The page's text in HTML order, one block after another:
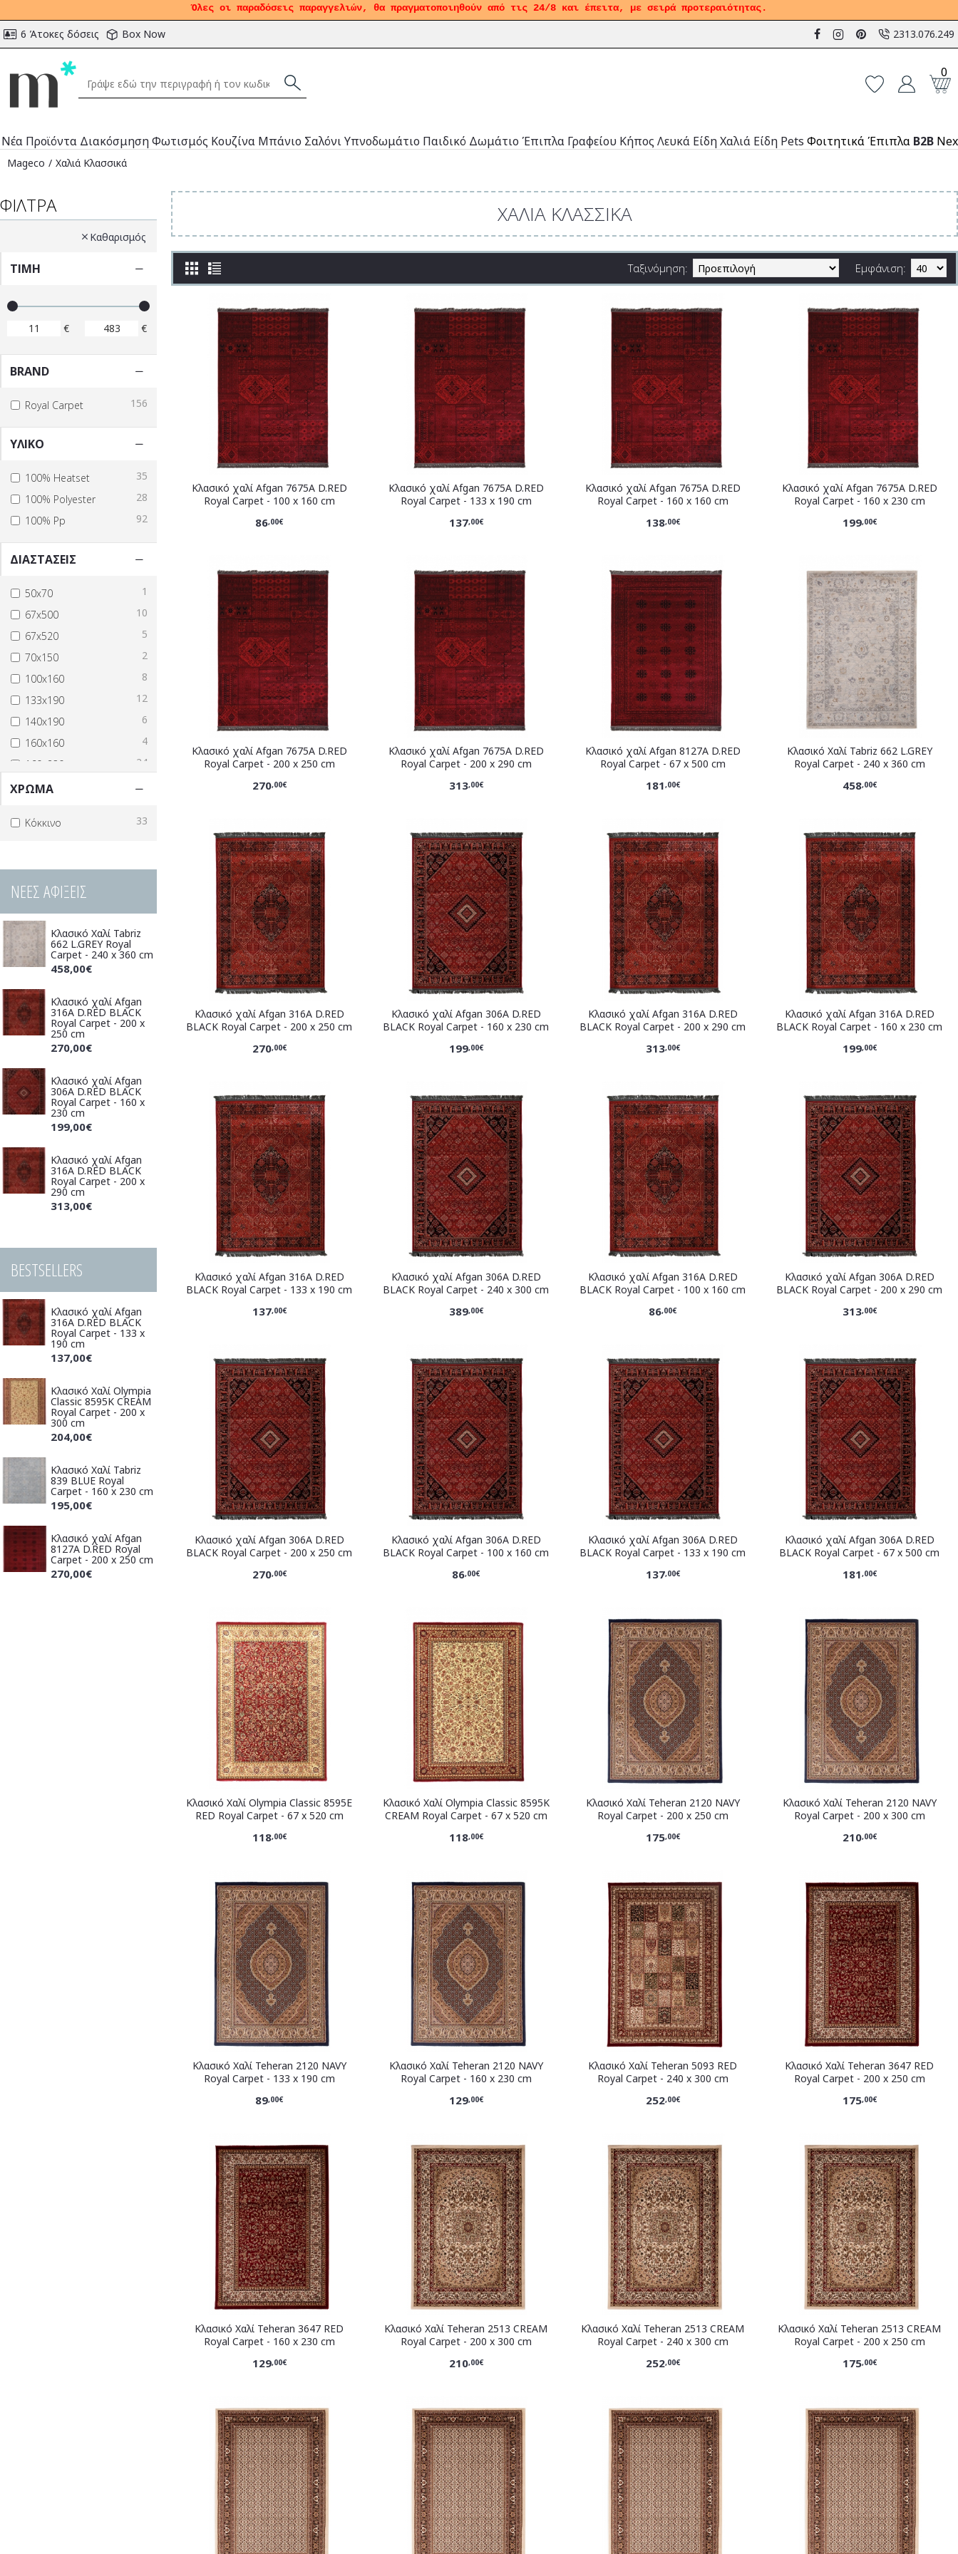
Όλες οι παραδόσεις παραγγελιών, θα πραγματοποιηθούν από τις 24/8 και έπειτα, με σειρά προτεραιότητας.
6 Άτοκες δόσεις Box Now 2313.076.249
0
Νέα Προϊόντα ΔιακόσμησηΦωτισμός Κουζίνα Μπάνιο ΣαλόνιΥπνοδωμάτιο Παιδικό Δωμάτιο Έπιπλα Γραφείου Κήπος Λευκά ΕίδηΧαλιά Είδη Pets Φοιτητικά Έπιπλα B2B
Mageco Χαλιά Κλασσικά
ΦΊΛΤΡΑ
Καθαρισμός
ΤΙΜΗ
€ €
BRAND
Royal Carpet 156
ΥΛΙΚΟ
100% Heatset
35
100% Polyester
28
100% Pp
92
ΔΙΑΣΤΑΣΕΙΣ
50x70
1
67x500
10
67x520
5
70x150
2
100x160
8
133x190
12
140x190
6
160x160
4
160x230
24
200x240
200x290
16
240x300
20
240x350
240x360
4
250x300
ΧΡΩΜΑ
Κόκκινο 33
ΝΕΕΣ ΑΦΙΞΕΙΣ
Κλασικό Χαλί Tabriz
662 L.GREY Royal
Carpet - 240 x 360 cm
458,00€
Κλασικό χαλί Afgan
316A D.RED BLACK
Royal Carpet - 200 x
250 cm
270,00€
Κλασικό χαλί Afgan
306A D.RED BLACK
Royal Carpet - 160 x
230 cm
199,00€
Κλασικό χαλί Afgan
316A D.RED BLACK
Royal Carpet - 200 x
290 cm
313,00€
BESTSELLERS
Κλασικό χαλί Afgan
316A D.RED BLACK
Royal Carpet - 133 x
190 cm
137,00€
Κλασικό Χαλί Olympia
Classic 8595K CREAM
Royal Carpet - 200 x
300 cm
204,00€
Κλασικό Χαλί Tabriz
839 BLUE Royal
Carpet - 160 x 230 cm
195,00€
Κλασικό χαλί Afgan
8127A D.RED Royal
Carpet - 200 x 250 cm
270,00€
ΧΑΛΙΆ ΚΛΑΣΣΙΚΆ
Ταξινόμηση: Εμφάνιση:
Κλασικό χαλί Afgan 7675A D.RED
Royal Carpet - 100 x 160 cm
86,00€
Κλασικό χαλί Afgan 7675A D.RED
Royal Carpet - 133 x 190 cm
137,00€
Κλασικό χαλί Afgan 7675A D.RED
Royal Carpet - 160 x 160 cm
138,00€
Κλασικό χαλί Afgan 7675A D.RED
Royal Carpet - 160 x 230 cm
199,00€
Κλασικό χαλί Afgan 7675A D.RED
Royal Carpet - 200 x 250 cm
270,00€
Κλασικό χαλί Afgan 7675A D.RED
Royal Carpet - 200 x 290 cm
313,00€
Κλασικό χαλί Afgan 8127A D.RED
Royal Carpet - 67 x 500 cm
181,00€
Κλασικό Χαλί Tabriz 662 L.GREY
Royal Carpet - 240 x 360 cm
458,00€
Κλασικό χαλί Afgan 316A D.RED
BLACK Royal Carpet - 200 x 250 cm
270,00€
Κλασικό χαλί Afgan 306A D.RED
BLACK Royal Carpet - 160 x 230 cm
199,00€
Κλασικό χαλί Afgan 316A D.RED
BLACK Royal Carpet - 200 x 290 cm
313,00€
Κλασικό χαλί Afgan 316A D.RED
BLACK Royal Carpet - 160 x 230 cm
199,00€
Κλασικό χαλί Afgan 316A D.RED
BLACK Royal Carpet - 133 x 190 cm
137,00€
Κλασικό χαλί Afgan 306A D.RED
BLACK Royal Carpet - 240 x 300 cm
389,00€
Κλασικό χαλί Afgan 316A D.RED
BLACK Royal Carpet - 100 x 160 cm
86,00€
Κλασικό χαλί Afgan 306A D.RED
BLACK Royal Carpet - 200 x 290 cm
313,00€
Κλασικό χαλί Afgan 306A D.RED
BLACK Royal Carpet - 200 x 250 cm
270,00€
Κλασικό χαλί Afgan 306A D.RED
BLACK Royal Carpet - 100 x 160 cm
86,00€
Κλασικό χαλί Afgan 306A D.RED
BLACK Royal Carpet - 133 x 190 cm
137,00€
Κλασικό χαλί Afgan 306A D.RED
BLACK Royal Carpet - 67 x 500 cm
181,00€
Κλασικό Χαλί Olympia Classic 8595E
RED Royal Carpet - 67 x 520 cm
118,00€
Κλασικό Χαλί Olympia Classic 8595K
CREAM Royal Carpet - 67 x 520 cm
118,00€
Κλασικό Χαλί Teheran 2120 NAVY
Royal Carpet - 200 x 250 cm
175,00€
Κλασικό Χαλί Teheran 2120 NAVY
Royal Carpet - 200 x 300 cm
210,00€
Κλασικό Χαλί Teheran 2120 NAVY
Royal Carpet - 133 x 190 cm
89,00€
Κλασικό Χαλί Teheran 2120 NAVY
Royal Carpet - 160 x 230 cm
129,00€
Κλασικό Χαλί Teheran 5093 RED
Royal Carpet - 240 x 300 cm
252,00€
Κλασικό Χαλί Teheran 3647 RED
Royal Carpet - 200 x 250 cm
175,00€
Κλασικό Χαλί Teheran 3647 RED
Royal Carpet - 160 x 230 cm
129,00€
Κλασικό Χαλί Teheran 2513 CREAM
Royal Carpet - 200 x 300 cm
210,00€
Κλασικό Χαλί Teheran 2513 CREAM
Royal Carpet - 240 x 300 cm
252,00€
Κλασικό Χαλί Teheran 2513 CREAM
Royal Carpet - 200 x 250 cm
175,00€